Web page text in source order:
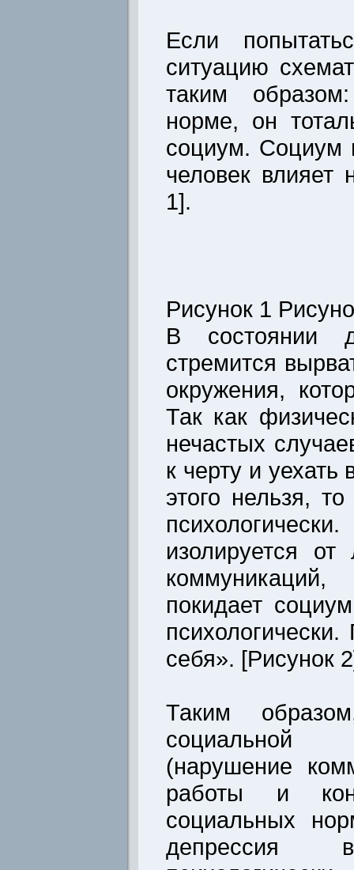
Если
ситуацию
таким
норме, он
социум. Социум
человек влияет
1].
Рисунок 1
В состоянии
стремится
окружения,
Так как
нечастых
к черту и
этого нельзя,
изолируется
покидает
себя». [Рисунок
Таким
(нарушение
работы и
социальных
депрессия